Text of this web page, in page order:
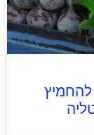
להחמיץ